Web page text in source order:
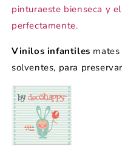
pinturaeste bienseca y
perfectamente.
Vinilos infantiles
solventes, para